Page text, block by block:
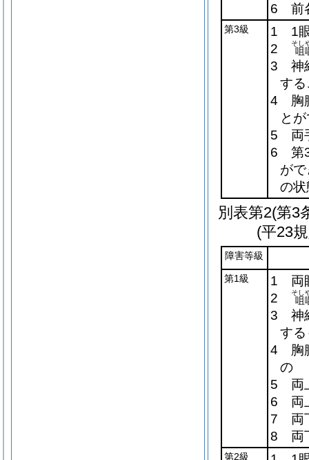
6 前
第3級
1 1眼
2
咀
そし
3 神
す
4 胸
と
5 両
6 第3
が
の
別表第2(第3
(平23
障害等級
第1級
1 両
2
咀
そし
3 神
す
4 胸
の
5 両
6 両
7 両
8 両
第2級